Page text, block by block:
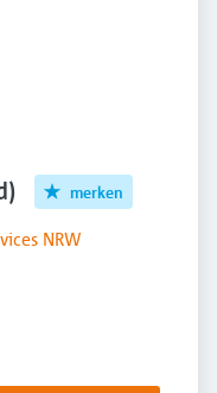
merken
NRW